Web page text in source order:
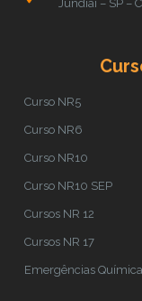
Jundiaí – SP –
Curso NR5
Curso NR6
Curso NR10
Curso NR10 SEP
Cursos NR 12
Cursos NR 17
Emergências